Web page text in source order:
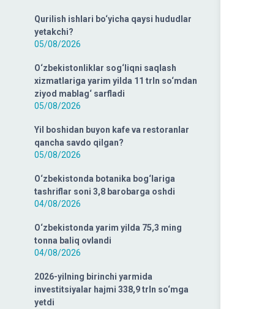
Qurilish ishlari bo‘yicha qaysi hududlar
yetakchi?
05/08/2026
O‘zbekistonliklar sog‘liqni saqlash
xizmatlariga yarim yilda 11 trln so‘mdan
ziyod mablag‘ sarfladi
05/08/2026
Yil boshidan buyon kafe va restoranlar
qancha savdo qilgan?
05/08/2026
O‘zbekistonda botanika bog‘lariga
tashriflar soni 3,8 barobarga oshdi
04/08/2026
O‘zbekistonda yarim yilda 75,3 ming
tonna baliq ovlandi
04/08/2026
2026-yilning birinchi yarmida
investitsiyalar hajmi 338,9 trln so‘mga
yetdi